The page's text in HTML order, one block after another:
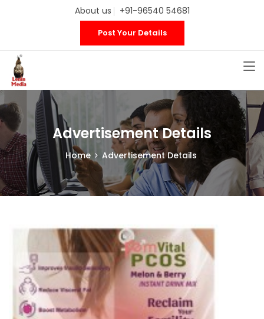
About us +91-96540 54681
Post Your Details
Advertisement Details
Home Advertisement Details